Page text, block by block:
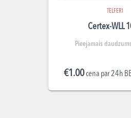
TELFERI
Certex-WLL
Pieejamais
€1.00cena par 24h